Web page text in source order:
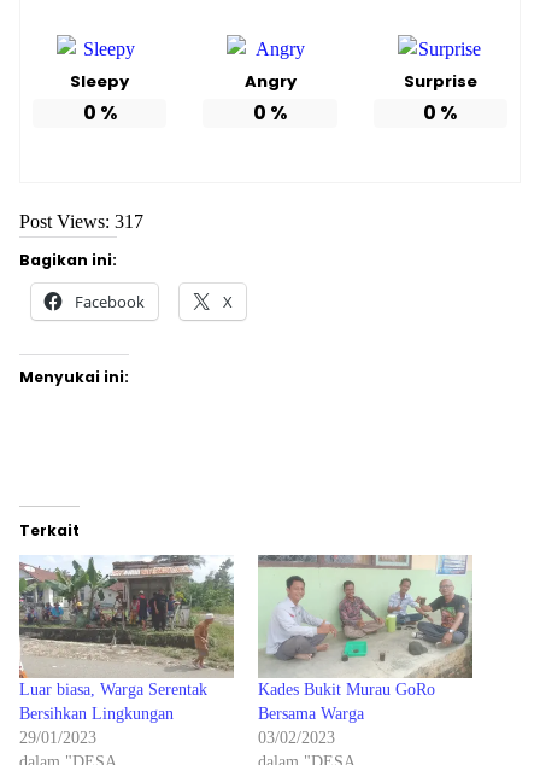
Sleepy
0 %
Angry
0 %
Surprise
0 %
Post Views: 317
Bagikan ini:
Facebook X
Menyukai ini:
Terkait
Luar biasa, Warga Serentak
Bersihkan Lingkungan
29/01/2023
Kades Bukit Murau GoRo
Bersama Warga
03/02/2023